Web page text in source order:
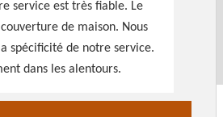
service est très fiable. Le
de maison. Nous
spécificité de notre service.
dans les alentours.